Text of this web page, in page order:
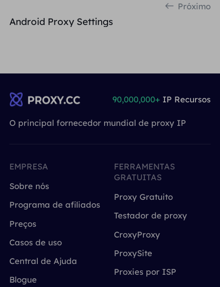
Próximo
Android Proxy Settings
O principal fornecedor mundial de proxy IP
90,000,000+ IP Recursos
EMPRESA
Sobre nós
Programa de afiliados
Preços
Casos de uso
Central de Ajuda
Blogue
FERRAMENTAS
GRATUITAS
Proxy Gratuito
Testador de proxy
CroxyProxy
ProxySite
Proxies por ISP